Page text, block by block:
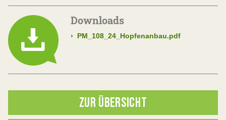
Downloads
› PM_108_24_Hopfenanbau.pdf
ZUR ÜBERSICHT